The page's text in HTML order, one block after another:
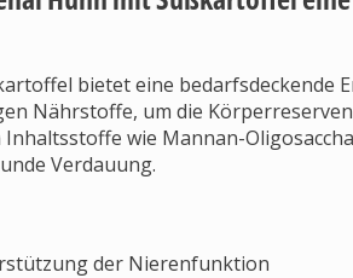
bietet eine bedarfsdeckende
Nährstoffe, um die
wie Mannan-
Verdauung.
der Nierenfunktion